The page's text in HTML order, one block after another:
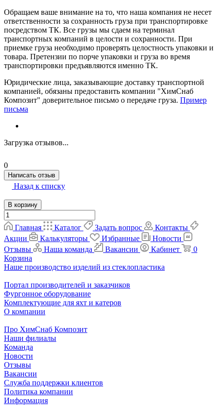
Обращаем ваше внимание на то, что наша компания не несет
ответственности за сохранность груза при транспортировке
посредством ТК. Все грузы мы сдаем на терминал
транспортных компаний в целости и сохранности. При
приемке груза необходимо проверять целостность упаковки и
товара. Претензии по порче упаковки и груза во время
транспортировки предъявляются именно ТК.
Юридические лица, заказывающие доставку транспортной
компанией, обязаны предоставить компании "ХимСнаб
Композит" доверительное письмо о передаче груза. Пример
письма
Загрузка отзывов...
0
Написать отзыв
Назад к списку
В корзину
Главная Каталог Задать вопрос
Контакты
Акции
Калькуляторы Избранные
Новости
Отзывы
Наша команда Вакансии Кабинет
0
Корзина
Наше производство изделий из стеклопластика
Портал производителей и заказчиков
Фургонное оборудование
Комплектующие для яхт и катеров
О компании
Про ХимСнаб Композит
Наши филиалы
Команда
Новости
Отзывы
Вакансии
Служба поддержки клиентов
Политика компании
Информация